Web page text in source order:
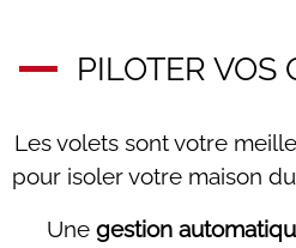
PILOTER VOS
Les volets sont votre
pour isoler votre maison
Unegestion